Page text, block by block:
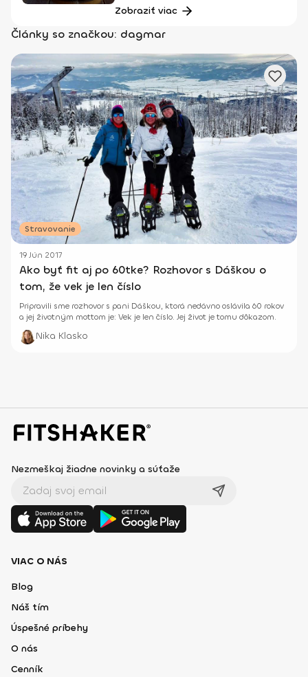
Zobraziť viac
Články so značkou: dagmar
Stravovanie
19 Jún 2017
Ako byť fit aj po 60tke? Rozhovor s Dáškou o
tom, že vek je len číslo
Pripravili sme rozhovor s pani Dáškou, ktorá nedávno oslávila 60 rokov
a jej životným mottom je: Vek je len číslo. Jej život je tomu dôkazom.
Nika Klasko
Nezmeškaj žiadne novinky a súťaže
VIAC O NÁS
Blog
Náš tím
Úspešné príbehy
O nás
Cenník